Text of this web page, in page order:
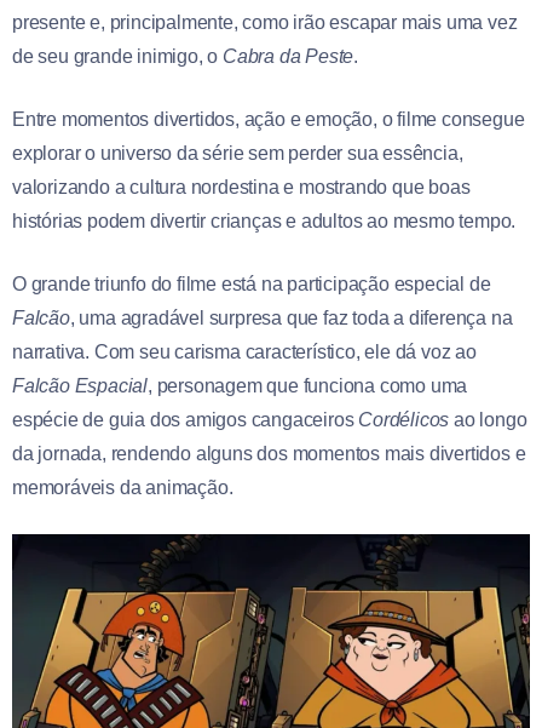
presente e, principalmente, como irão escapar mais uma vez
de seu grande inimigo, o Cabra da Peste.
Entre momentos divertidos, ação e emoção, o filme consegue
explorar o universo da série sem perder sua essência,
valorizando a cultura nordestina e mostrando que boas
histórias podem divertir crianças e adultos ao mesmo tempo.
O grande triunfo do filme está na participação especial de
Falcão, uma agradável surpresa que faz toda a diferença na
narrativa. Com seu carisma característico, ele dá voz ao
Falcão Espacial, personagem que funciona como uma
espécie de guia dos amigos cangaceiros Cordélicos ao longo
da jornada, rendendo alguns dos momentos mais divertidos e
memoráveis da animação.